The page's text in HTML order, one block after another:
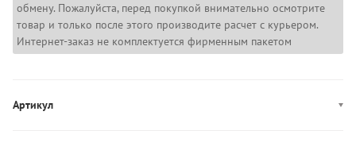
обмену. Пожалуйста, перед покупкой внимательно осмотрите
товар и только после этого производите расчет с курьером.
Интернет-заказ не комплектуется фирменным пакетом
Артикул